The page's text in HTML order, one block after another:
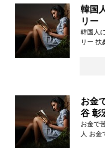
韓国
リー
韓国人
リー 扶
お金
谷 彰
お金で
人 お金